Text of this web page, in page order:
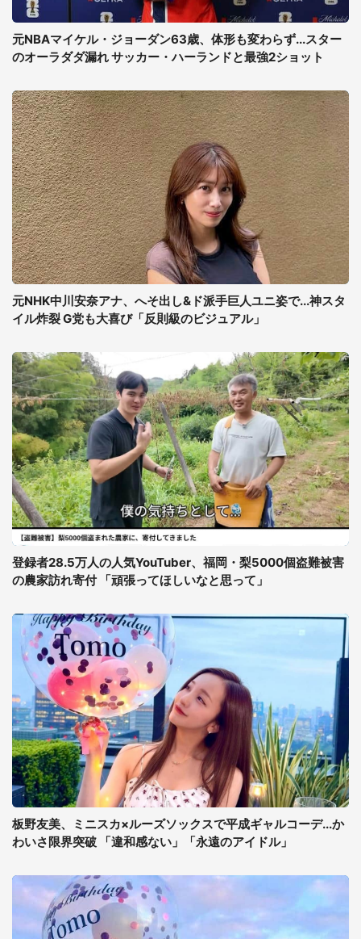
元NBAマイケル・ジョーダン63歳、体形も変わらず...スター
のオーラダダ漏れ サッカー・ハーランドと最強2ショット
元NHK中川安奈アナ、へそ出し&ド派手巨人ユニ姿で...神スタ
イル炸裂 G党も大喜び「反則級のビジュアル」
登録者28.5万人の人気YouTuber、福岡・梨5000個盗難被害
の農家訪れ寄付 「頑張ってほしいなと思って」
板野友美、ミニスカ×ルーズソックスで平成ギャルコーデ...か
わいさ限界突破 「違和感ない」「永遠のアイドル」